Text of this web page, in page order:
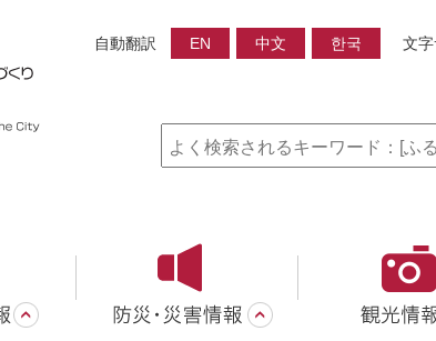
自動翻訳 EN 中文 한국 文